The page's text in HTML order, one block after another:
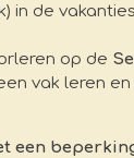
in de
op de
vak leren
een